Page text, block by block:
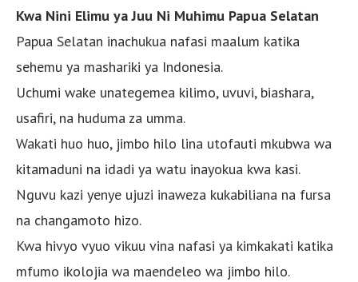
Kwa Nini Elimu ya Juu Ni Muhimu Papua Selatan
Papua Selatan inachukua nafasi maalum katika
sehemu ya mashariki ya Indonesia.
Uchumi wake unategemea kilimo, uvuvi, biashara,
usafiri, na huduma za umma.
Wakati huo huo, jimbo hilo lina utofauti mkubwa wa
kitamaduni na idadi ya watu inayokua kwa kasi.
Nguvu kazi yenye ujuzi inaweza kukabiliana na fursa
na changamoto hizo.
Kwa hivyo vyuo vikuu vina nafasi ya kimkakati katika
mfumo ikolojia wa maendeleo wa jimbo hilo.